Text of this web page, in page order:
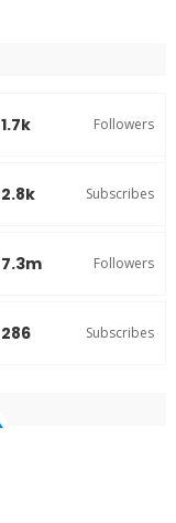
1.7k Followers
2.8k Subscribes
7.3m Followers
286 Subscribes